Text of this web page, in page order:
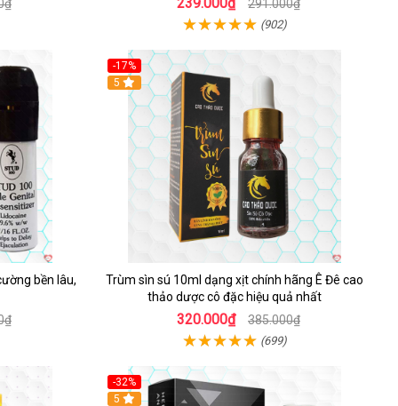
291.000₫
(902)
bền lâu,
-17%
5
Trùm sìn sú 10ml dạng xịt chính hãng Ê Đê cao
thảo dược cô đặc hiệu quả nhất
320.000₫ 385.000₫
(699)
-32%
5